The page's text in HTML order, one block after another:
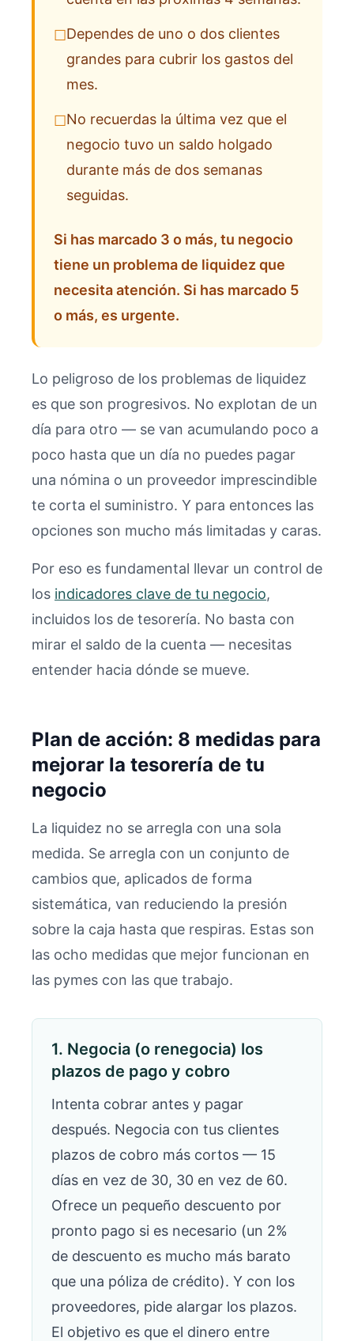
☐Dependes de uno o dos clientes
grandes para cubrir los gastos del
mes.
☐No recuerdas la última vez que el
negocio tuvo un saldo holgado
durante más de dos semanas
seguidas.
Si has marcado 3 o más, tu negocio
tiene un problema de liquidez que
necesita atención. Si has marcado 5
o más, es urgente.
Lo peligroso de los problemas de liquidez
es que son progresivos. No explotan de un
día para otro — se van acumulando poco a
poco hasta que un día no puedes pagar
una nómina o un proveedor imprescindible
te corta el suministro. Y para entonces las
opciones son mucho más limitadas y caras.
Por eso es fundamental llevar un control de
los indicadores clave de tu negocio,
incluidos los de tesorería. No basta con
mirar el saldo de la cuenta — necesitas
entender hacia dónde se mueve.
Plan de acción: 8 medidas para
mejorar la tesorería de tu
negocio
La liquidez no se arregla con una sola
medida. Se arregla con un conjunto de
cambios que, aplicados de forma
sistemática, van reduciendo la presión
sobre la caja hasta que respiras. Estas son
las ocho medidas que mejor funcionan en
las pymes con las que trabajo.
1. Negocia (o renegocia) los
plazos de pago y cobro
Intenta cobrar antes y pagar
después. Negocia con tus clientes
plazos de cobro más cortos — 15
días en vez de 30, 30 en vez de 60.
Ofrece un pequeño descuento por
pronto pago si es necesario (un 2%
de descuento es mucho más barato
que una póliza de crédito). Y con los
proveedores, pide alargar los plazos.
El objetivo es que el dinero entre